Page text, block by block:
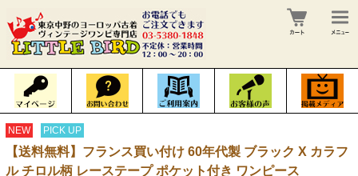
NEW PICK UP
【送料無料】フランス買い付け 60年代製 ブラック X カラフ
ル チロル柄 レーステープ ポケット付き ワンピース